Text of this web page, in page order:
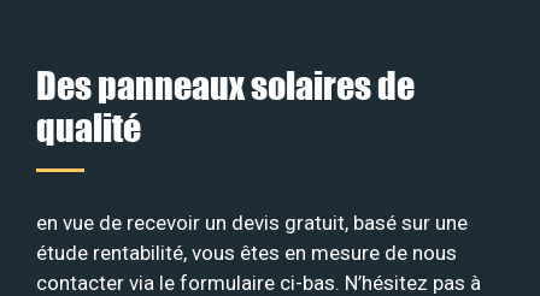
Des panneaux solaires de
qualité
en vue de recevoir un devis gratuit, basé sur une
étude rentabilité, vous êtes en mesure de nous
contacter via le formulaire ci-bas. N’hésitez pas à